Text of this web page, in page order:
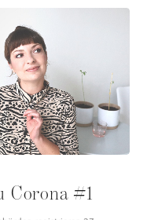
Corona #1